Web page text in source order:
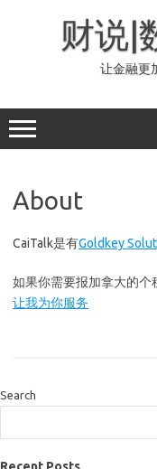
财说|
让金融更
About
CaiTalk是有Goldkey
如果你需要报加拿大的个
让我为你服务
Search